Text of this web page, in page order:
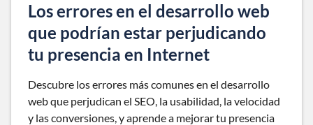
Los errores en el desarrollo web
que podrían estar perjudicando
tu presencia en Internet
Descubre los errores más comunes en el desarrollo
web que perjudican el SEO, la usabilidad, la velocidad
y las conversiones, y aprende a mejorar tu presencia